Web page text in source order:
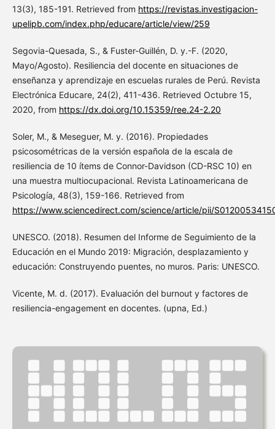
13(3), 185-191. Retrieved from https://revistas.investigacion-
upelipb.com/index.php/educare/article/view/259
Segovia-Quesada, S., & Fuster-Guillén, D. y.-F. (2020,
Mayo/Agosto). Resiliencia del docente en situaciones de
enseñanza y aprendizaje en escuelas rurales de Perú. Revista
Electrónica Educare, 24(2), 411-436. Retrieved Octubre 15,
2020, from https://dx.doi.org/10.15359/ree.24-2.20
Soler, M., & Meseguer, M. y. (2016). Propiedades
psicosométricas de la versión española de la escala de
resiliencia de 10 ítems de Connor-Davidson (CD-RSC 10) en
una muestra multiocupacional. Revista Latinoamericana de
Psicología, 48(3), 159-166. Retrieved from
https://www.sciencedirect.com/science/article/pii/
UNESCO. (2018). Resumen del Informe de Seguimiento de la
Educación en el Mundo 2019: Migración, desplazamiento y
educación: Construyendo puentes, no muros. Paris: UNESCO.
Vicente, M. d. (2017). Evaluación del burnout y factores de
resiliencia-engagement en docentes. (upna, Ed.)